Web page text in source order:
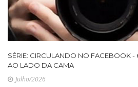
SÉRIE: CIRCULANDO NO FACEBOOK -
AO LADO DA CAMA
Julho/2026